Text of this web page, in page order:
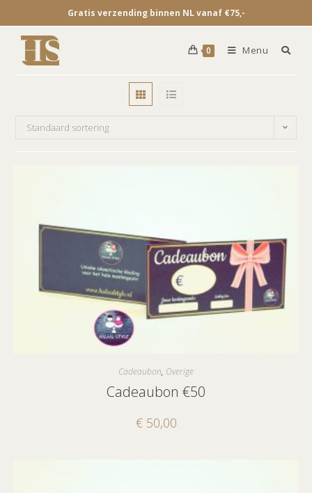
Gratis verzending binnen NL vanaf €75,-
0 Menu
Standaard sortering
Cadeaubon, Overige
Cadeaubon €50
€50,00